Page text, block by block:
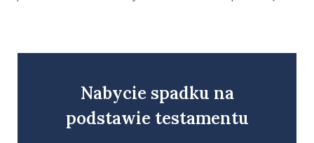
Nabycie spadku na
podstawie testamentu